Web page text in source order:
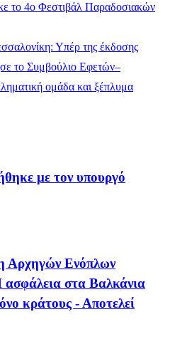
το 4ο Φεστιβάλ Παραδοσιακών
Υπέρ της έκδοσης
το Συμβούλιο Εφετών–
ομάδα και ξέπλυμα
με τον υπουργό
Αρχηγών Ενόπλων
στα Βαλκάνια
κράτους - Αποτελεί